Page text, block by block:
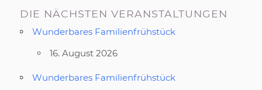
DIE NÄCHSTEN VERANSTALTUNGEN
Wunderbares Familienfrühstück
16. August 2026
Wunderbares Familienfrühstück